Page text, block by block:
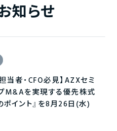
知らせ
当者・CFO必見】AZXセミ
M&Aを実現する優先株式
イント』を8月26日(水)